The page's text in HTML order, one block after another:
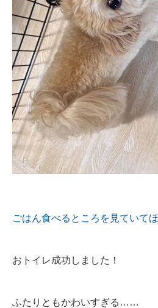
ごはん食べるところを見ていて
おトイレ成功しました！
ふたりともかわいすぎる……